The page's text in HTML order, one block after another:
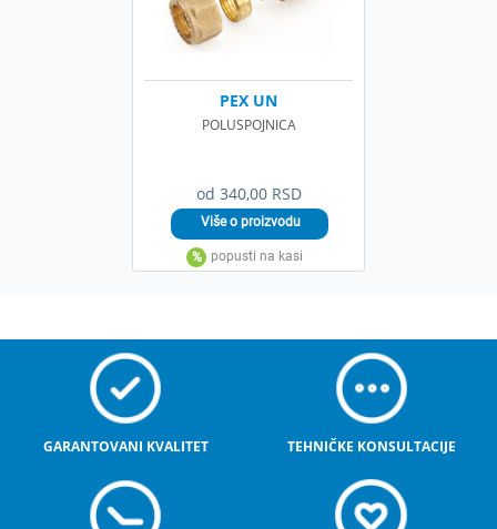
od 340,00 RSD
PEX UN
POLUSPOJNICA
GARANTOVANI KVALITET TEHNIČKE KONSULTACIJE